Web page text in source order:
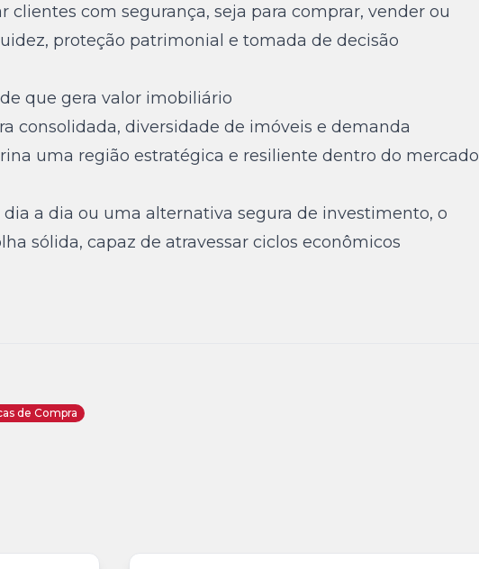
clientes com segurança, seja para comprar, vender ou
proteção patrimonial e tomada de decisão
que gera valor imobiliário
consolidada, diversidade de imóveis e demanda
uma região estratégica e resiliente dentro do mercado
a dia ou uma alternativa segura de investimento, o
sólida, capaz de atravessar ciclos econômicos
de Compra